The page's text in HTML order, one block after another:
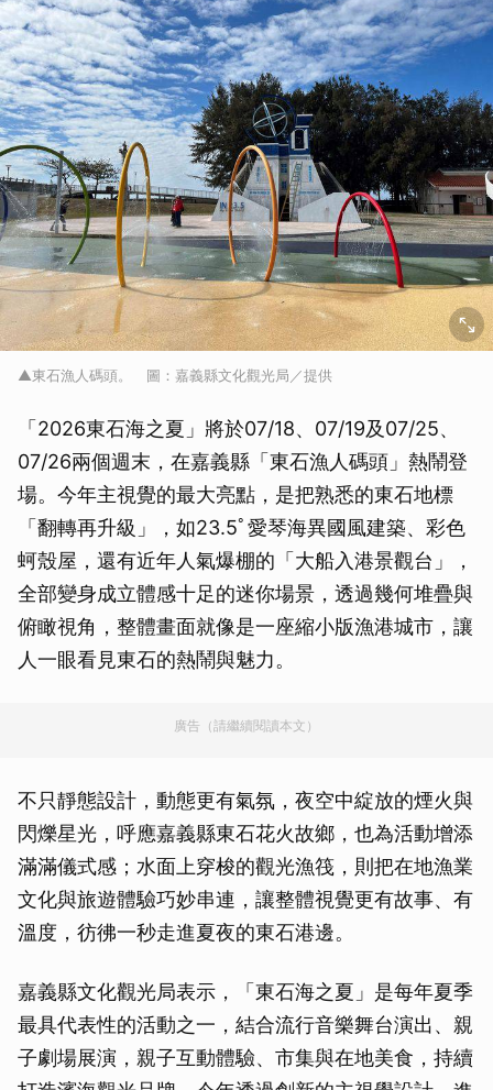
▲東石漁人碼頭。 圖：嘉義縣文化觀光局／提供
「2026東石海之夏」將於07/18、07/19及07/25、
07/26兩個週末，在嘉義縣「東石漁人碼頭」熱鬧登
場。今年主視覺的最大亮點，是把熟悉的東石地標
「翻轉再升級」，如23.5ﾟ愛琴海異國風建築、彩色
蚵殼屋，還有近年人氣爆棚的「大船入港景觀台」，
全部變身成立體感十足的迷你場景，透過幾何堆疊與
俯瞰視角，整體畫面就像是一座縮小版漁港城市，讓
人一眼看見東石的熱鬧與魅力。
廣告（請繼續閱讀本文）
不只靜態設計，動態更有氣氛，夜空中綻放的煙火與
閃爍星光，呼應嘉義縣東石花火故鄉，也為活動增添
滿滿儀式感；水面上穿梭的觀光漁筏，則把在地漁業
文化與旅遊體驗巧妙串連，讓整體視覺更有故事、有
溫度，彷彿一秒走進夏夜的東石港邊。
嘉義縣文化觀光局表示，「東石海之夏」是每年夏季
最具代表性的活動之一，結合流行音樂舞台演出、親
子劇場展演，親子互動體驗、市集與在地美食，持續